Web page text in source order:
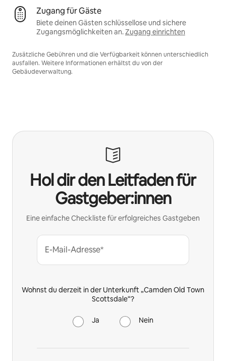
Zugang für Gäste
Biete deinen Gästen schlüssellose und sichere
Zugangsmöglichkeiten an.Zugang einrichten
Zusätzliche Gebühren und die Verfügbarkeit können unterschiedlich
ausfallen. Weitere Informationen erhältst du von der
Gebäudeverwaltung.
Hol dir den Leitfaden für
Gastgeber:innen
Eine einfache Checkliste für erfolgreiches Gastgeben
E-Mail-Adresse*
Wohnst du derzeit in der Unterkunft „Camden Old Town
Scottsdale“?
Ja Nein